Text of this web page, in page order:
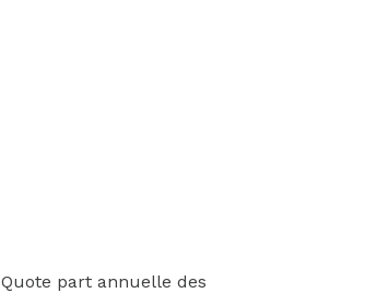
Quote part annuelle des